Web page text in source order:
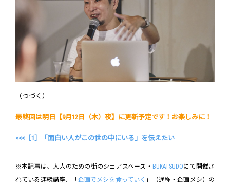
（つづく）
最終回は明日【9月12日（木）夜】に更新予定です！お楽しみに！
<<<［1］「面白い人がこの世の中にいる」を伝えたい
※本記事は、大人のための街のシェアスペース・ BUKATSUDOにて開催さ
れている連続講座、「企画でメシを食っていく 」（通称・企画メシ）の